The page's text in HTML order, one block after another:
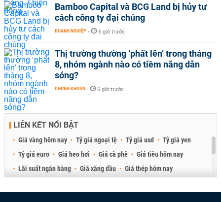
Bamboo Capital và BCG Land bị hủy tư
cách công ty đại chúng
DOANH NGHIỆP - 6 giờ trước
Thị trường thường ‘phất lên’ trong tháng
8, nhóm ngành nào có tiềm năng dẫn
sóng?
CHỨNG KHOÁN - 6 giờ trước
LIÊN KẾT NỔI BẬT
Giá vàng hôm nay Tỷ giá ngoại tệ Tỷ giá usd
Tỷ giá yen
Tỷ giá euro
Giá heo hơi Giá cà phê
Giá tiêu hôm nay
Lãi suất ngân hàng
Giá xăng dầu
Giá thép hôm nay